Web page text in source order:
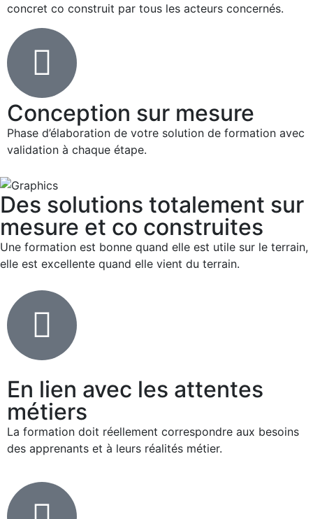
concret co construit par tous les acteurs concernés.
Conception sur mesure
Phase d’élaboration de votre solution de formation avec
validation à chaque étape.
Des solutions totalement sur
mesure et co construites
Une formation est bonne quand elle est utile sur le terrain,
elle est excellente quand elle vient du terrain.
En lien avec les attentes
métiers
La formation doit réellement correspondre aux besoins
des apprenants et à leurs réalités métier.